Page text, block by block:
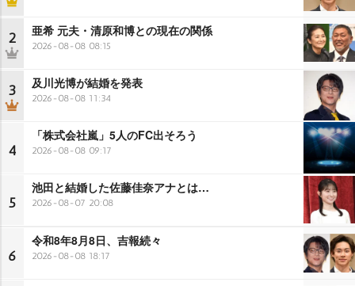
2 亜希 元夫・清原和博との現在の関係
2026-08-08 08:15
3 及川光博が結婚を発表
2026-08-08 11:34
4
「株式会社嵐」5人のFC出そろう
2026-08-08 09:17
5
池田と結婚した佐藤佳奈アナとは…
2026-08-07 20:08
6
令和8年8月8日、吉報続々
2026-08-08 18:17